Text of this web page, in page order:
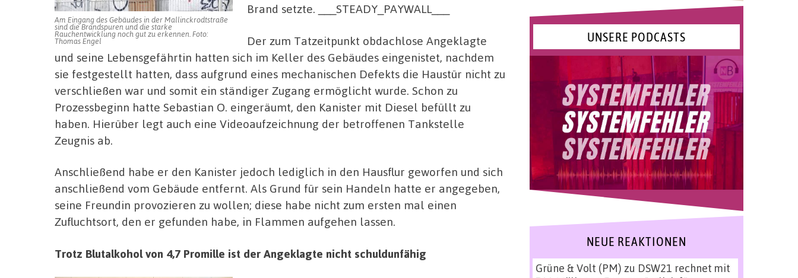
Am Eingang des Gebäudes in der Mallinckrodtstraße
sind die Brandspuren und die starke
Rauchentwicklung noch gut zu erkennen. Foto:
Thomas Engel
Brand setzte. ___STEADY_PAYWALL___
Der zum Tatzeitpunkt obdachlose Angeklagte
und seine Lebensgefährtin hatten sich im Keller des Gebäudes eingenistet, nachdem
sie festgestellt hatten, dass aufgrund eines mechanischen Defekts die Haustür nicht zu
verschließen war und somit ein ständiger Zugang ermöglicht wurde. Schon zu
Prozessbeginn hatte Sebastian O. eingeräumt, den Kanister mit Diesel befüllt zu
haben. Hierüber legt auch eine Videoaufzeichnung der betroffenen Tankstelle
Zeugnis ab.
Anschließend habe er den Kanister jedoch lediglich in den Hausflur geworfen und sich
anschließend vom Gebäude entfernt. Als Grund für sein Handeln hatte er angegeben,
seine Freundin provozieren zu wollen; diese habe nicht zum ersten mal einen
Zufluchtsort, den er gefunden habe, in Flammen aufgehen lassen.
Trotz Blutalkohol von 4,7 Promille ist der Angeklagte nicht schuldunfähig
UNSERE PODCASTS
NEUE REAKTIONEN
Grüne & Volt (PM) zu DSW21 rechnet mit